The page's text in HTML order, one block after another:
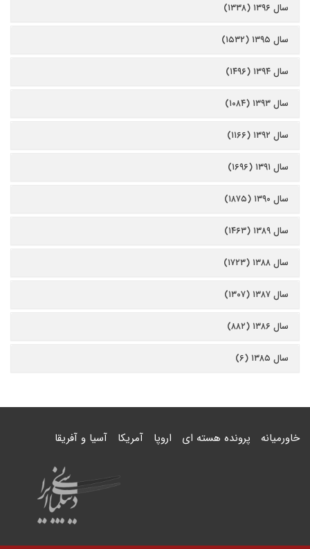
سال ۱۳۹۶ (۱۳۳۸)
سال ۱۳۹۵ (۱۵۳۲)
سال ۱۳۹۴ (۱۴۹۶)
سال ۱۳۹۳ (۱۰۸۴)
سال ۱۳۹۲ (۱۱۶۶)
سال ۱۳۹۱ (۱۶۹۶)
سال ۱۳۹۰ (۱۸۷۵)
سال ۱۳۸۹ (۱۴۶۳)
سال ۱۳۸۸ (۱۷۲۳)
سال ۱۳۸۷ (۱۳۰۷)
سال ۱۳۸۶ (۸۸۲)
سال ۱۳۸۵ (۶)
خاورمیانه پرونده هسته ای اروپا آمریکا آسیا و آفریقا